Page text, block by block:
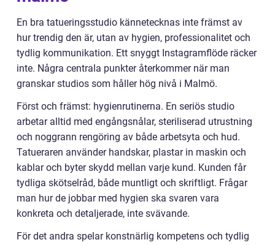
En bra tatueringsstudio kännetecknas inte främst av
hur trendig den är, utan av hygien, professionalitet och
tydlig kommunikation. Ett snyggt Instagramflöde räcker
inte. Några centrala punkter återkommer när man
granskar studios som håller hög nivå i Malmö.
Först och främst: hygienrutinerna. En seriös studio
arbetar alltid med engångsnålar, steriliserad utrustning
och noggrann rengöring av både arbetsyta och hud.
Tatueraren använder handskar, plastar in maskin och
kablar och byter skydd mellan varje kund. Kunden får
tydliga skötselråd, både muntligt och skriftligt. Frågar
man hur de jobbar med hygien ska svaren vara
konkreta och detaljerade, inte svävande.
För det andra spelar konstnärlig kompetens och tydlig